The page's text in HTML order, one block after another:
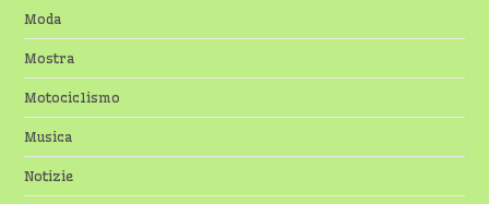
Moda
Mostra
Motociclismo
Musica
Notizie